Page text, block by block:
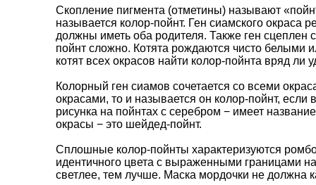
Скопление пигмента (отметины) называют
называется колор-пойнт. Ген сиамского окраса
должны иметь оба родителя. Также ген сцеплен
пойнт сложно. Котята рождаются чисто белыми
котят всех окрасов найти колор-пойнта вряд
Колорный ген сиамов сочетается со всеми
окрасами, то и называется он колор-пойнт, если
рисунка на пойнтах с серебром − имеет
окрасы − это шейдед-пойнт.
Сплошные колор-пойнты характеризуются
идентичного цвета с выраженными границами
светлее, тем лучше. Маска мордочки не должна